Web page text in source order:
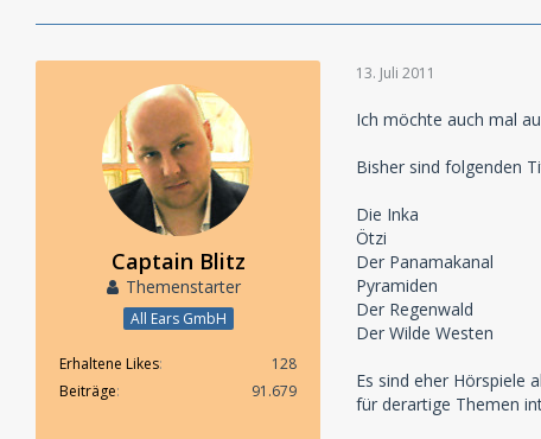
Captain Blitz
Themenstarter
All Ears GmbH
Erhaltene Likes
128
Beiträge
91.679
13. Juli 2011
Ich möchte auch mal
Bisher sind folgenden
Die Inka
Ötzi
Der Panamakanal
Pyramiden
Der Regenwald
Der Wilde Westen
Es sind eher Hörspiele
für derartige Themen